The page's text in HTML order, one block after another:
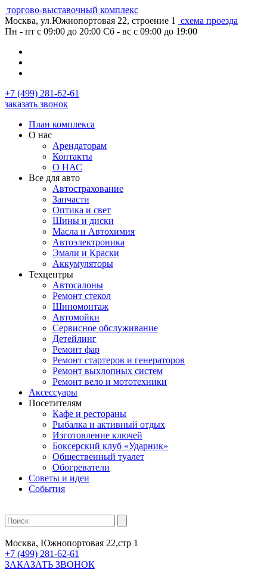
торгово-выставочный комплекс
Москва, ул.Южнопортовая 22, строение 1
схема проезда
Пн - пт с 09:00 до 20:00 Сб - вс с 09:00 до 19:00
+7 (499) 281-62-61
заказать звонок
План комплекса
О нас
Арендаторам
Контакты
О НАС
Все для авто
Автострахование
Запчасти
Оптика и свет
Шины и диски
Масла и Автохимия
Автоэлектроника
Эмали и Краски
Аккумуляторы
Техцентры
Автосалоны
Ремонт стекол
Шиномонтаж
Автомойки
Сервисное обслуживание
Детейлинг
Ремонт фар
Ремонт стартеров и генераторов
Ремонт выхлопных систем
Ремонт вело и мототехники
Аксессуары
Посетителям
Кафе и рестораны
Рыбалка и активный отдых
Изготовление ключей
Боксерский клуб «Ударник»
Общественный туалет
Обогреватели
Советы и идеи
События
Москва, Южнопортовая 22,стр 1
+7 (499) 281-62-61
ЗАКАЗАТЬ ЗВОНОК